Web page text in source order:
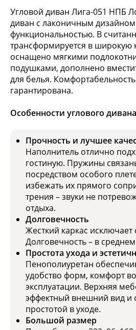
Угловой диван Лига-051 НПБ
диван с лаконичным
функциональностью. В
трансформируется в широкую
оснащено мягкими
подушками, дополнено
для белья.
гарантирована.
Особенности углового
Прочность и лучшее
Наполнитель отлично
гостиную. Пружины
посредством особого
избежать их прямого
трения – звуки не
отдыха.
Долговечность
Жесткий каркас
Долговечность – в среднем
Простота ухода и
Пенополиуретан
удобство форм, комфорт
эксплуатации. Верхняя
эффектный внешний вид и
простотой в уходе.
Большой размер